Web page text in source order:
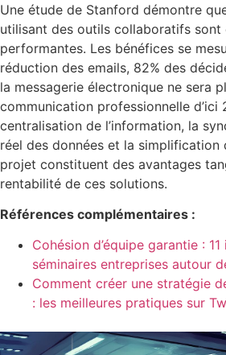
Une étude de Stanford démontre
utilisant des outils collaboratifs sont
performantes. Les bénéfices se
réduction des emails, 82% des
la messagerie électronique ne sera
communication professionnelle d’ici
centralisation de l’information, la
réel des données et la simplification
projet constituent des avantages
rentabilité de ces solutions.
Références complémentaires :
Cohésion d’équipe garantie :
séminaires entreprises autour
Comment créer une stratégie
: les meilleures pratiques sur